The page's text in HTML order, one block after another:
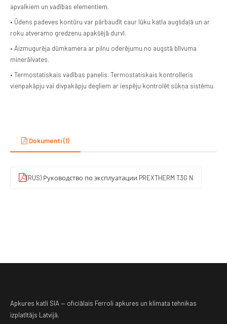
apvalkiem un vadības elementiem.
• Ūdens padeves kontūru var pārbaudīt caur lūku katla augšdaļā un ar
roku atveramo gredzenu apakšējā durvī.
• Aizmugurēja dūmkamera ar pilnu oderējumu no augstā blīvuma
minerālvates.
• Termostatiskais vadības panelis. Termostatiskais kontrolleris
vienpakāpju vai divpakāpju degliem ar iespēju kontrolēt sūkņa sistēmu.
Dokumenti (1)
(RUS) Руководство по эксплуатации PREXTHERM T3G N
Apkures katli SIA — oficiālais Ferroli apkures un klimata tehnikas
izplatītājs Latvijā.